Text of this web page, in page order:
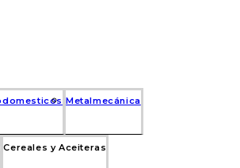
Metalmecánica
Cereales y Aceiteras